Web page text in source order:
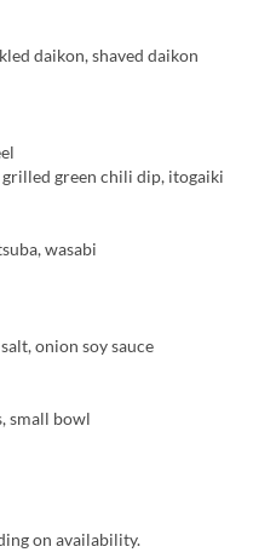
daikon, shaved daikon
green chili dip, itogaiki
wasabi
onion soy sauce
small bowl
on availability.